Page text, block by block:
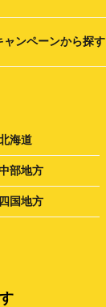
ャンペーンから探す
海道
部地方
四国地方